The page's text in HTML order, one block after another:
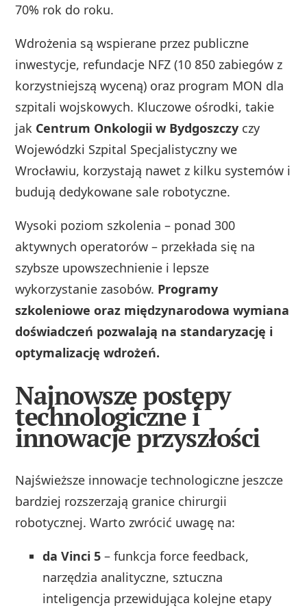
70% rok do roku.
Wdrożenia są wspierane przez publiczne
inwestycje, refundacje NFZ (10 850 zabiegów z
korzystniejszą wyceną) oraz program MON dla
szpitali wojskowych. Kluczowe ośrodki, takie
jak Centrum Onkologii w Bydgoszczy czy
Wojewódzki Szpital Specjalistyczny we
Wrocławiu, korzystają nawet z kilku systemów i
budują dedykowane sale robotyczne.
Wysoki poziom szkolenia – ponad 300
aktywnych operatorów – przekłada się na
szybsze upowszechnienie i lepsze
wykorzystanie zasobów. Programy
szkoleniowe oraz międzynarodowa wymiana
doświadczeń pozwalają na standaryzację i
optymalizację wdrożeń.
Najnowsze postępy
technologiczne i
innowacje przyszłości
Najświeższe innowacje technologiczne jeszcze
bardziej rozszerzają granice chirurgii
robotycznej. Warto zwrócić uwagę na:
da Vinci 5 – funkcja force feedback,
narzędzia analityczne, sztuczna
inteligencja przewidująca kolejne etapy